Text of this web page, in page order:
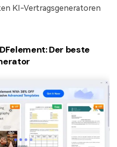
KI-Vertragsgeneratoren
Der beste